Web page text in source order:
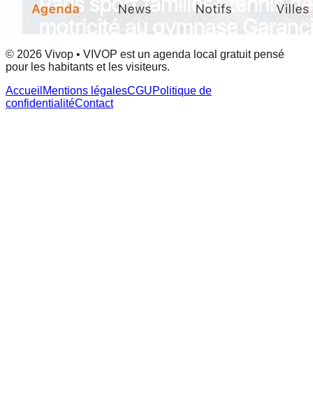
© 2026 Vivop • VIVOP est un agenda local gratuit pensé
pour les habitants et les visiteurs.
Accueil Mentions légalesCGUPolitique de
confidentialitéContact